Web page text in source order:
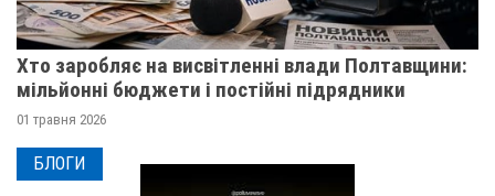
Хто заробляє на висвітленні влади Полтавщини:
мільйонні бюджети і постійні підрядники
01 травня 2026
БЛОГИ